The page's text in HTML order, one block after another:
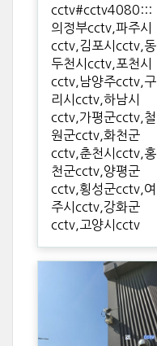
cctv#cctv4080:::
의정부cctv,파주시
cctv,김포시cctv,동
두천시cctv,포천시
cctv,남양주cctv,구
리시cctv,하남시
cctv,가평군cctv,철
원군cctv,화천군
cctv,춘천시cctv,홍
천군cctv,양평군
cctv,횡성군cctv,여
주시cctv,강화군
cctv,고양시cctv